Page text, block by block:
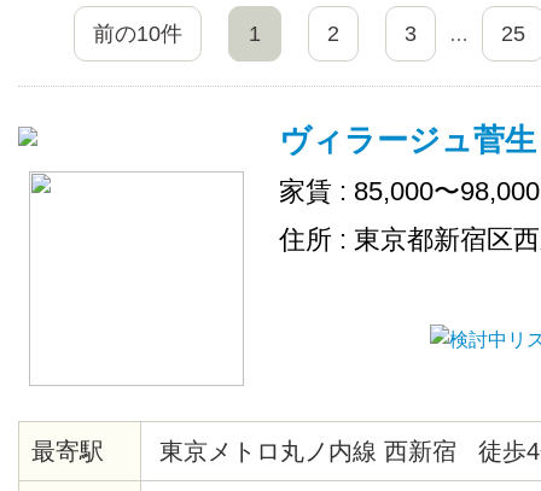
前の10件 1 2 3 … 25
ヴィラージュ菅生
家賃 : 85,000〜
住所 : 東京都新宿区
最寄駅 東京メトロ丸ノ内線 西新宿 徒歩